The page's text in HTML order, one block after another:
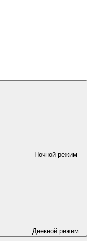
Ночной режим
Дневной режим